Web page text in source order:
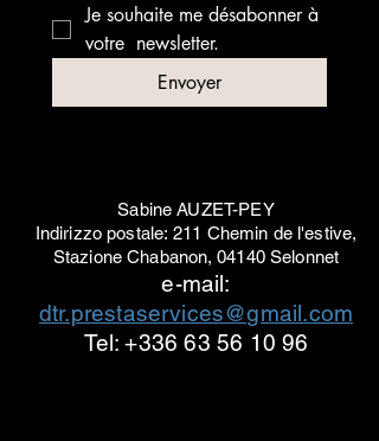
Je souhaite me désabonner à
votre  newsletter.
Envoyer
Sabine AUZET-PEY
Indirizzo postale: 211 Chemin de l'estive,
Stazione Chabanon, 04140 Selonnet
e-mail:
dtr.prestaservices@gmail.com
Tel: +336 63 56 10 96